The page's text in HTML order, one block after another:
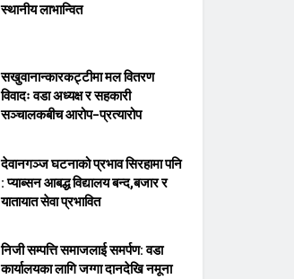
स्थानीय लाभान्वित
सखुवानान्कारकट्टीमा मल वितरण
विवादः वडा अध्यक्ष र सहकारी
सञ्चालकबीच आरोप–प्रत्यारोप
देवानगञ्ज घटनाको प्रभाव सिरहामा पनि
: प्याब्सन आबद्ध विद्यालय बन्द,बजार र
यातायात सेवा प्रभावित
निजी सम्पत्ति समाजलाई समर्पण: वडा
कार्यालयका लागि जग्गा दानदेखि नमूना